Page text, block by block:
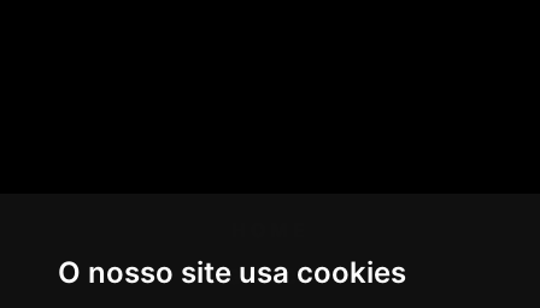
O nosso site usa cookies
AGÊNCIA